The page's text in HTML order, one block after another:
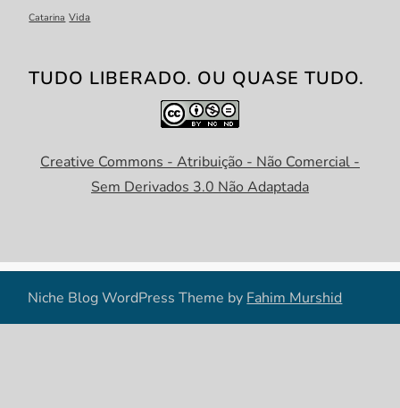
Catarina Vida
TUDO LIBERADO. OU QUASE TUDO.
Creative Commons - Atribuição - Não Comercial -
Sem Derivados 3.0 Não Adaptada
Niche Blog WordPress Theme by Fahim Murshid